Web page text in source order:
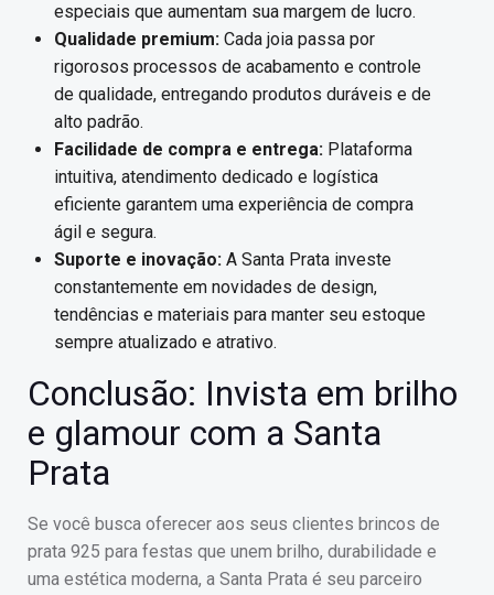
especiais que aumentam sua margem de lucro.
Qualidade premium: Cada joia passa por
rigorosos processos de acabamento e controle
de qualidade, entregando produtos duráveis e de
alto padrão.
Facilidade de compra e entrega: Plataforma
intuitiva, atendimento dedicado e logística
eficiente garantem uma experiência de compra
ágil e segura.
Suporte e inovação: A Santa Prata investe
constantemente em novidades de design,
tendências e materiais para manter seu estoque
sempre atualizado e atrativo.
Conclusão: Invista em brilho
e glamour com a Santa
Prata
Se você busca oferecer aos seus clientes brincos de
prata 925 para festas que unem brilho, durabilidade e
uma estética moderna, a Santa Prata é seu parceiro